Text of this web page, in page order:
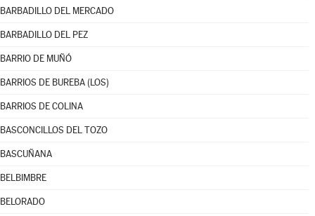
BARBADILLO DEL MERCADO
BARBADILLO DEL PEZ
BARRIO DE MUÑÓ
BARRIOS DE BUREBA (LOS)
BARRIOS DE COLINA
BASCONCILLOS DEL TOZO
BASCUÑANA
BELBIMBRE
BELORADO